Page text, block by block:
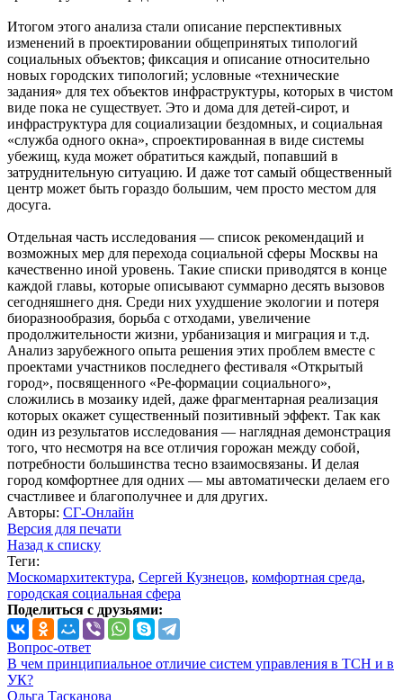
Итогом этого анализа стали описание перспективных
изменений в проектировании общепринятых типологий
социальных объектов; фиксация и описание относительно
новых городских типологий; условные «технические
задания» для тех объектов инфраструктуры, которых в чистом
виде пока не существует. Это и дома для детей-сирот, и
инфраструктура для социализации бездомных, и социальная
«служба одного окна», спроектированная в виде системы
убежищ, куда может обратиться каждый, попавший в
затруднительную ситуацию. И даже тот самый общественный
центр может быть гораздо большим, чем просто местом для
досуга.
Отдельная часть исследования — список рекомендаций и
возможных мер для перехода социальной сферы Москвы на
качественно иной уровень. Такие списки приводятся в конце
каждой главы, которые описывают суммарно десять вызовов
сегодняшнего дня. Среди них ухудшение экологии и потеря
биоразнообразия, борьба с отходами, увеличение
продолжительности жизни, урбанизация и миграция и т.д.
Анализ зарубежного опыта решения этих проблем вместе с
проектами участников последнего фестиваля «Открытый
город», посвященного «Ре-формации социального»,
сложились в мозаику идей, даже фрагментарная реализация
которых окажет существенный позитивный эффект. Так как
один из результатов исследования — наглядная демонстрация
того, что несмотря на все отличия горожан между собой,
потребности большинства тесно взаимосвязаны. И делая
город комфортнее для одних — мы автоматически делаем его
счастливее и благополучнее и для других.
Авторы: СГ-Онлайн
Версия для печати
Назад к списку
Теги:
Москомархитектура, Сергей Кузнецов, комфортная среда,
городская социальная сфера
Поделиться с друзьями:
Вопрос-ответ
В чем принципиальное отличие систем управления в ТСН и в
УК?
Ольга Тасканова